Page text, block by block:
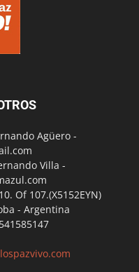
Agüero -
Villa -
Of 107.(X5152EYN)
- Argentina